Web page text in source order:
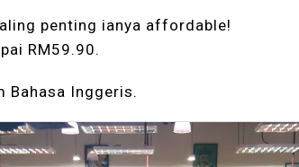
penting ianya affordable!
RM59.90.
Bahasa Inggeris.